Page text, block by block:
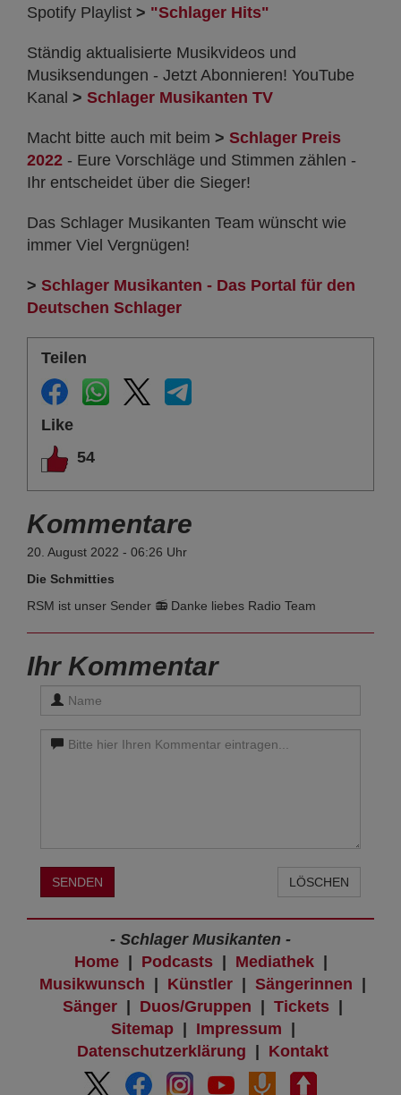
Spotify Playlist > "Schlager Hits"
Ständig aktualisierte Musikvideos und
Musiksendungen - Jetzt Abonnieren! YouTube
Kanal > Schlager Musikanten TV
Macht bitte auch mit beim > Schlager Preis
2022 - Eure Vorschläge und Stimmen zählen -
Ihr entscheidet über die Sieger!
Das Schlager Musikanten Team wünscht wie
immer Viel Vergnügen!
> Schlager Musikanten - Das Portal für den
Deutschen Schlager
Teilen
Like
54
Kommentare
20. August 2022 - 06:26 Uhr
Die Schmitties
RSM ist unser Sender 📻 Danke liebes Radio Team
Ihr Kommentar
SENDEN LÖSCHEN
- Schlager Musikanten -
Home| Podcasts| Mediathek|
Musikwunsch | Künstler | Sängerinnen |
Sänger | Duos/Gruppen | Tickets |
Sitemap| Impressum |
Datenschutzerklärung | Kontakt